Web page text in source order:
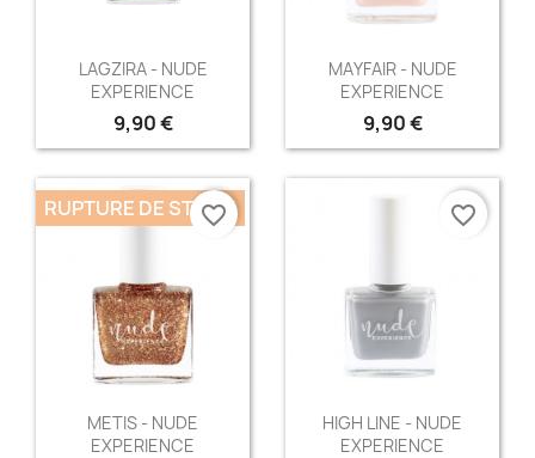
Aperçu rapide
LAGZIRA - NUDE
EXPERIENCE
9,90 €
Aperçu rapide
MAYFAIR - NUDE
EXPERIENCE
9,90 €
Aperçu rapide
METIS - NUDE
EXPERIENCE
RUPTURE DE STOCK
favorite_border
Aperçu rapide
HIGH LINE - NUDE
EXPERIENCE
favorite_border